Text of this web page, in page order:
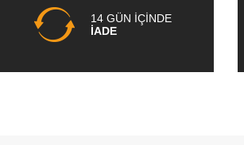
14 GÜN İÇİNDE
İADE